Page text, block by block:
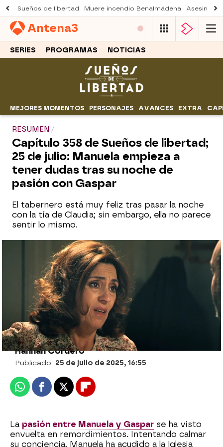
Sueños de libertad Muere incendio Benalmádena Asesinato
Antena3
SERIES PROGRAMAS NOTICIAS
MEJORES MOMENTOS PERSONAJES AVANCES EXTRA
RESUMEN
Capítulo 358 de Sueños de libertad;
25 de julio: Manuela empieza a
tener dudas tras su noche de
pasión con Gaspar
El tabernero está muy feliz tras pasar la noche
con la tía de Claudia; sin embargo, ella no parece
sentir lo mismo.
Manuela y Gaspar dan un paso más en su
relación y ¡se dejan llevar por la pasión!
Julia Zapata López |
Hannah Cordero
Publicado: 25 de julio de 2025, 16:55
WhatsappFacebook
X Flipboard
La pasión entre Manuela y Gaspar se ha visto
envuelta en remordimientos. Intentando calmar
su conciencia, Manuela ha acudido a la Iglesia